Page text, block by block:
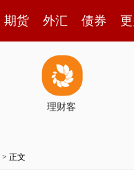
期货 外汇 债券
理财客
> 正文